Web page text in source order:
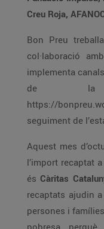
Bon Preu treballa
col·laboració
implementa canals de recaptació solidària. A través
de la
https://
seguiment de
Aquest mes d’octubre,
l’import recaptat
és Càritas
recaptats ajudin
persones i famílies ateses per Càritas en situació de
pobresa perquè